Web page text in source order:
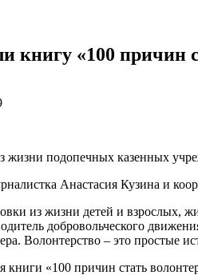
книгу «100 причин
жизни подопечных казенных
Анастасия Кузина и
из жизни детей и взрослых,
добровольческого
Волонтерство – это простые
книги «100 причин стать